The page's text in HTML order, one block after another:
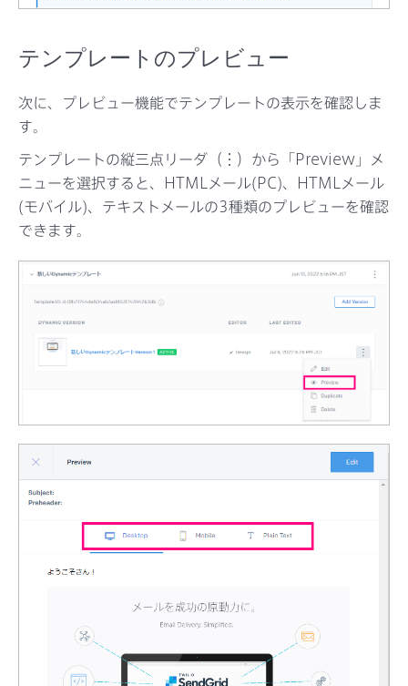
テンプレートのプレビュー
次に、プレビュー機能でテンプレートの表示を確認しま
す。
テンプレートの縦三点リーダ（︙）から「Preview」メ
ニューを選択すると、HTMLメール(PC)、HTMLメール
(モバイル)、テキストメールの3種類のプレビューを確認
できます。